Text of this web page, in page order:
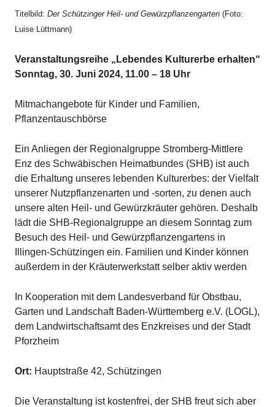
Titelbild: Der Schützinger Heil- und Gewürzpflanzengarten (Foto:
Luise Lüttmann)
Veranstaltungsreihe „Lebendes Kulturerbe erhalten“
Sonntag, 30. Juni 2024, 11.00 – 18 Uhr
Mitmachangebote für Kinder und Familien,
Pflanzentauschbörse
Ein Anliegen der Regionalgruppe Stromberg-Mittlere
Enz des Schwäbischen Heimatbundes (SHB) ist auch
die Erhaltung unseres lebenden Kulturerbes: der Vielfalt
unserer Nutzpflanzenarten und -sorten, zu denen auch
unsere alten Heil- und Gewürzkräuter gehören. Deshalb
lädt die SHB-Regionalgruppe an diesem Sonntag zum
Besuch des Heil- und Gewürzpflanzengartens in
Illingen-Schützingen ein. Familien und Kinder können
außerdem in der Kräuterwerkstatt selber aktiv werden
In Kooperation mit dem Landesverband für Obstbau,
Garten und Landschaft Baden-Württemberg e.V. (LOGL),
dem Landwirtschaftsamt des Enzkreises und der Stadt
Pforzheim
Ort: Hauptstraße 42, Schützingen
Die Veranstaltung ist kostenfrei, der SHB freut sich aber